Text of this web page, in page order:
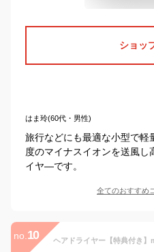
ショッ
はま玲(60代・男性)
旅行などにも最適な小型で軽
度のマイナスイオンを送風し
イヤ―です。
全てのおすすめ
no. 10